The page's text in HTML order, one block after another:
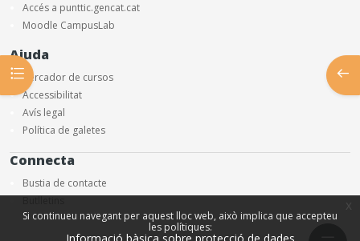
Si continueu navegant per aquest lloc web, això implica que accepteu
les polítiques:
Obre l'índex del curs
Accés a punttic.gencat.cat
Moodle CampusLab
Ajuda
Cercador de cursos
Accessibilitat
Avís legal
Política de galetes
Connecta
Bustia de contacte